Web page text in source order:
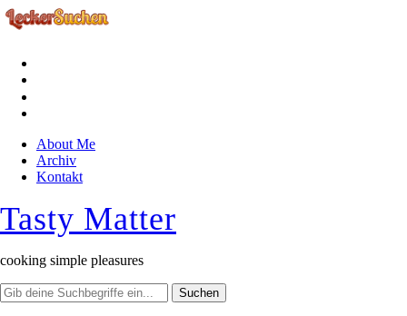
About Me
Archiv
Kontakt
Tasty Matter
cooking simple pleasures